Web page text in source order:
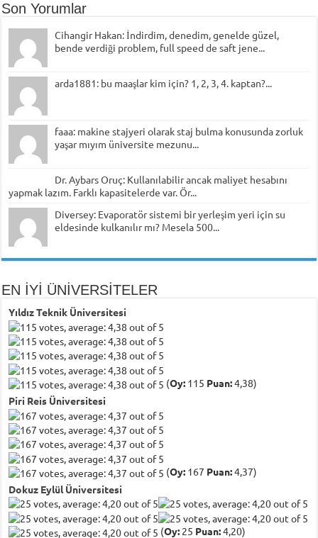
Son Yorumlar
Cihangir Hakan: İndirdim, denedim, genelde güzel,
bende verdiği problem, full speed de saft jene...
arda1881: bu maaşlar kim için? 1, 2, 3, 4. kaptan?...
faaa: makine stajyeri olarak staj bulma konusunda zorluk
yaşar mıyım üniversite mezunu...
Dr. Aybars Oruç: Kullanılabilir ancak maliyet hesabını
yapmak lazım. Farklı kapasitelerde var. Ör...
Diversey: Evaporatör sistemi bir yerleşim yeri için su
eldesinde kulkanılır mı? Mesela 500...
EN İYİ ÜNİVERSİTELER
Yıldız Teknik Üniversitesi
(Oy: 115 Puan:4,38)
Piri Reis Üniversitesi
(Oy: 167 Puan:4,37)
Dokuz Eylül Üniversitesi
(Oy: 25 Puan:4,20)